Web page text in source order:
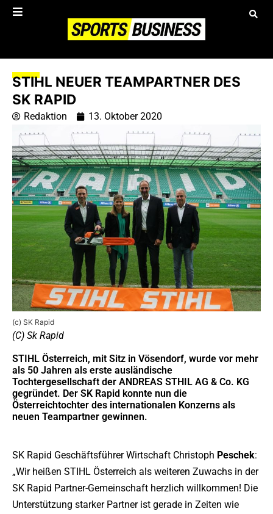
STIHL NEUER TEAMPARTNER DES
SK RAPID
Redaktion 13. Oktober 2020
(c) SK Rapid
(C) Sk Rapid
STIHL Österreich, mit Sitz in Vösendorf, wurde vor mehr
als 50 Jahren als erste ausländische
Tochtergesellschaft der ANDREAS STHIL AG & Co. KG
gegründet. Der SK Rapid konnte nun die
Österreichtochter des internationalen Konzerns als
neuen Teampartner gewinnen.
SK Rapid Geschäftsführer Wirtschaft Christoph Peschek:
„Wir heißen STIHL Österreich als weiteren Zuwachs in der
SK Rapid Partner-Gemeinschaft herzlich willkommen! Die
Unterstützung starker Partner ist gerade in Zeiten wie